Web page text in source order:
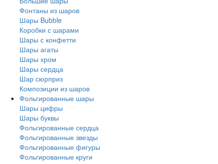
Фонтаны из шаров
Шары Bubble
Коробки с шарами
Шары с конфетти
Шары агаты
Шары хром
Шары сердца
Шар сюрприз
Композиции из шаров
Фольгированные шары
Шары цифры
Шары буквы
Фольгированные сердца
Фольгированные звезды
Фольгированные фигуры
Фольгированные круги